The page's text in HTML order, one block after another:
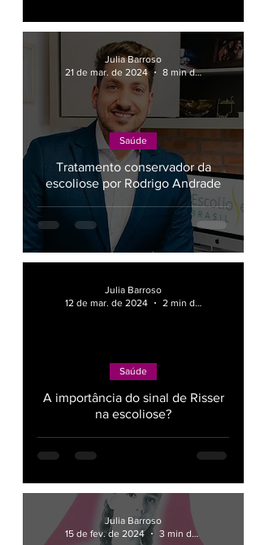
Tratamento conservador da
escoliose por Rodrigo Andrade
Saúde
Julia Barroso
21 de mar. de 2024
8 min de leitura
A importância do sinal de Risser
na escoliose?
Saúde
Julia Barroso
12 de mar. de 2024
2 min de leitura
Julia Barroso
15 de fev. de 2024
3 min de leitura